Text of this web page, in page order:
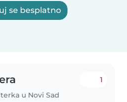
se besplatno
u Novi Sad
1